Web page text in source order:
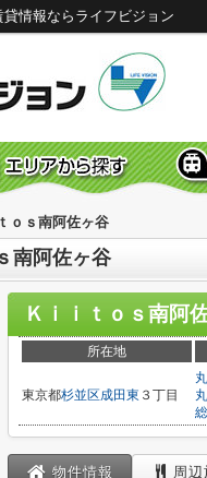
情報ならライフビジョン
ｏｓ南阿佐ヶ谷
南阿佐ヶ谷
Ｋｉｉｔｏｓ南阿
所在地
東京都杉並区成田東 ３丁目
物件情報 周